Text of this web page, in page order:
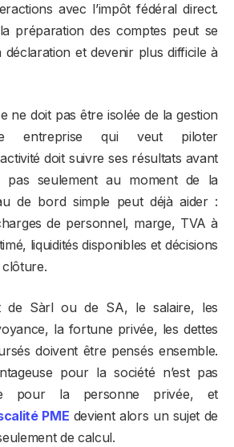
avec l’impôt fédéral direct.
préparation des comptes peut se
et devenir plus difficile à
ne doit pas être isolée de la gestion
entreprise qui veut piloter
doit suivre ses résultats avant
pas seulement au moment de la
de bord simple peut déjà aider :
de personnel, marge, TVA à
liquidités disponibles et décisions
de Sàrl ou de SA, le salaire, les
la fortune privée, les dettes
doivent être pensés ensemble.
pour la société n’est pas
pour la personne privée, et
PME devient alors un sujet de
de calcul.